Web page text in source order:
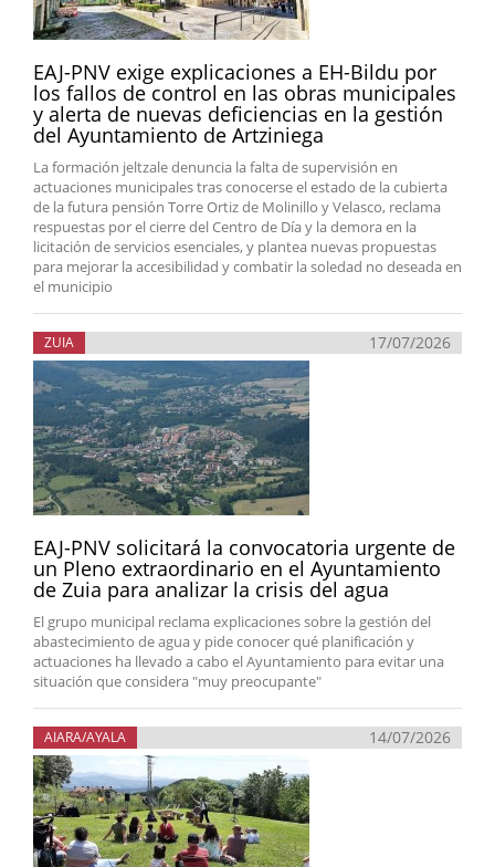
EAJ-PNV exige explicaciones a EH-Bildu por
los fallos de control en las obras municipales
y alerta de nuevas deficiencias en la gestión
del Ayuntamiento de Artziniega
La formación jeltzale denuncia la falta de supervisión en
actuaciones municipales tras conocerse el estado de la cubierta
de la futura pensión Torre Ortiz de Molinillo y Velasco, reclama
respuestas por el cierre del Centro de Día y la demora en la
licitación de servicios esenciales, y plantea nuevas propuestas
para mejorar la accesibilidad y combatir la soledad no deseada en
el municipio
ZUIA 17/07/2026
EAJ-PNV solicitará la convocatoria urgente de
un Pleno extraordinario en el Ayuntamiento
de Zuia para analizar la crisis del agua
El grupo municipal reclama explicaciones sobre la gestión del
abastecimiento de agua y pide conocer qué planificación y
actuaciones ha llevado a cabo el Ayuntamiento para evitar una
situación que considera "muy preocupante"
AIARA/AYALA 14/07/2026